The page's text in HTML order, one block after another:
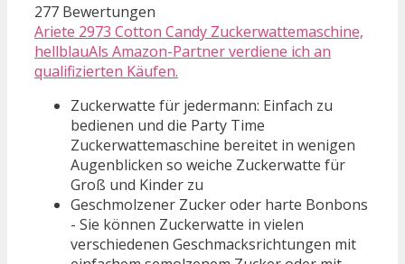
277 Bewertungen
Ariete 2973 Cotton Candy Zuckerwattemaschine,
hellblauAls Amazon-Partner verdiene ich an
qualifizierten Käufen.
Zuckerwatte für jedermann: Einfach zu
bedienen und die Party Time
Zuckerwattemaschine bereitet in wenigen
Augenblicken so weiche Zuckerwatte für
Groß und Kinder zu
Geschmolzener Zucker oder harte Bonbons
- Sie können Zuckerwatte in vielen
verschiedenen Geschmacksrichtungen mit